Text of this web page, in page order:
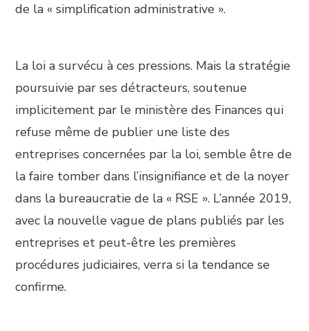
de la « simplification administrative ».
La loi a survécu à ces pressions. Mais la stratégie
poursuivie par ses détracteurs, soutenue
implicitement par le ministère des Finances qui
refuse même de publier une liste des
entreprises concernées par la loi, semble être de
la faire tomber dans l’insignifiance et de la noyer
dans la bureaucratie de la « RSE ». L’année 2019,
avec la nouvelle vague de plans publiés par les
entreprises et peut-être les premières
procédures judiciaires, verra si la tendance se
confirme.